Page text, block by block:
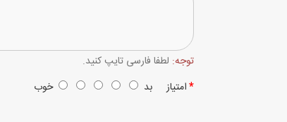
توجه: لطفا فارسی تایپ کنید.
امتیازبد خوب